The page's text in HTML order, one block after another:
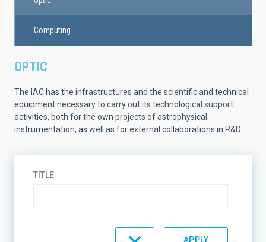
OPTIC
The IAC has the infrastructures and the scientific and technical
equipment necessary to carry out its technological support
activities, both for the own projects of astrophysical
instrumentation, as well as for external collaborations in R&D
TITLE
Computing